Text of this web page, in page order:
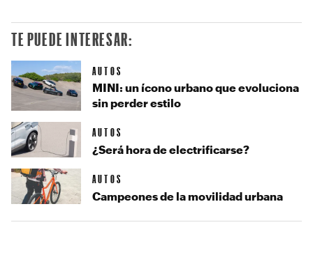
TE PUEDE INTERESAR:
AUTOS
MINI: un ícono urbano que evoluciona
sin perder estilo
AUTOS
¿Será hora de electrificarse?
AUTOS
Campeones de la movilidad urbana